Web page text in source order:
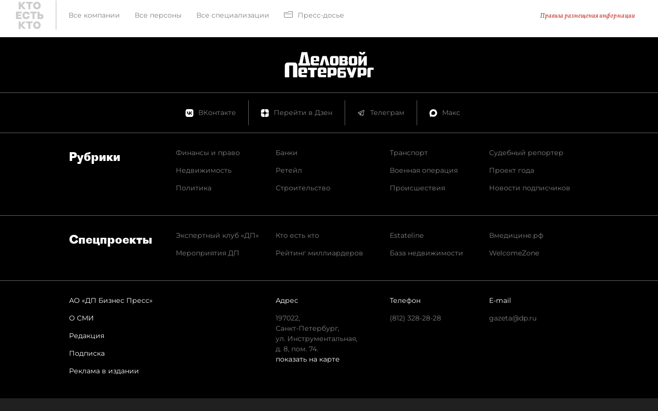
Все компании Все персоны Все специализации Пресс-досье Правила размещения информации
ВКонтакте Перейти в Дзен Телеграм Макс
Рубрики
Финансы и право
Недвижимость
Политика
Банки
Ретейл
Строительство
Транспорт
Военная операция
Происшествия
Судебный репортер
Проект года
Новости подписчиков
Спец­проекты
Экспертный клуб «ДП»
Мероприятия ДП
Кто есть кто
Рейтинг миллиардеров
Estateline
База недвижимости
Вмедицине.рф
WelcomeZone
АО «ДП Бизнес Пресс»
О СМИ
Редакция
Подписка
Реклама в издании
Адрес
197022,
Санкт-Петербург,
ул. Инструментальная,
д. 8, пом. 74.
показать на карте
Телефон
(812) 328-28-28
E-mail
gazeta@dp.ru